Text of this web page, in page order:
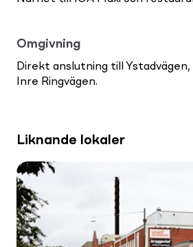
Omgivning
Direkt anslutning till
Inre Ringvägen.
Liknande lokaler